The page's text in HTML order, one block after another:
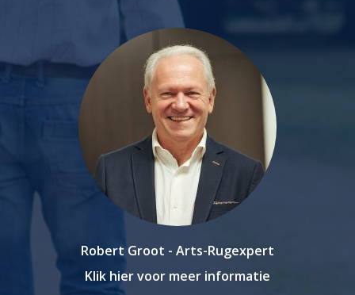
Robert Groot - Arts-Rugexpert
Klik hier voor meer informatie